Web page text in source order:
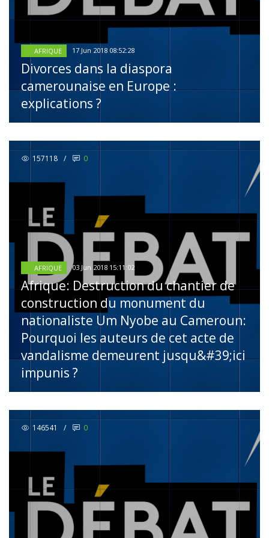
AFRIQUE 17 Jun 2018 08:52:28
Divorces dans la diaspora
camerounaise en Europe :
explications ?
157118 / 0
AFRIQUE 03 Jun 2018 15:11:02
Afrique: Destruction du chantier de
construction du monument du
nationaliste Um Nyobe au Cameroun:
Pourquoi les auteurs de cet acte de
vandalisme demeurent jusqu&#39;ici
impunis ?
146541 / 0